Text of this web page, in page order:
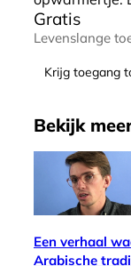
Gratis
Levenslange
Krijg toegang
Bekijk
Een verhaal
Arabische